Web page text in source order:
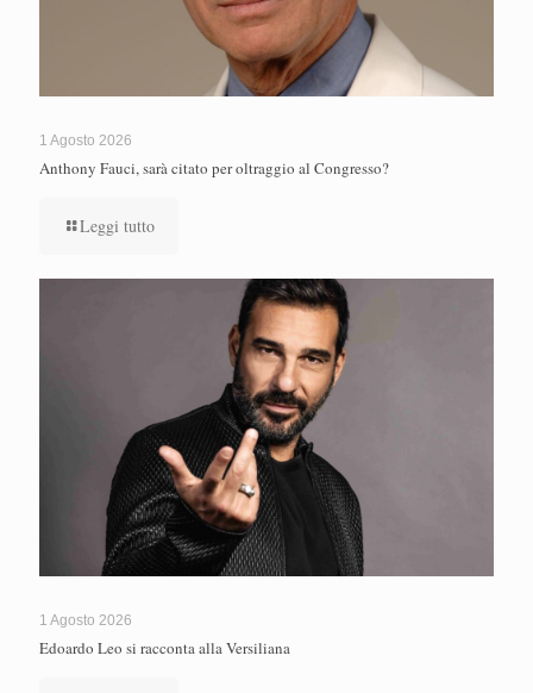
1 Agosto 2026
Anthony Fauci, sarà citato per oltraggio al Congresso?
Leggi tutto
1 Agosto 2026
Edoardo Leo si racconta alla Versiliana